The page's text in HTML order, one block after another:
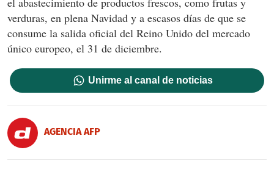
verduras, en plena Navidad y a escasos días de que se
consume la salida oficial del Reino Unido del mercado
único europeo, el 31 de diciembre.
Unirme al canal de noticias
AGENCIA AFP